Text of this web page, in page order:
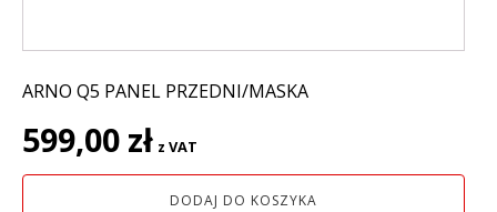
ARNO Q5 PANEL PRZEDNI/MASKA
599,00 zł z VAT
DODAJ DO KOSZYKA